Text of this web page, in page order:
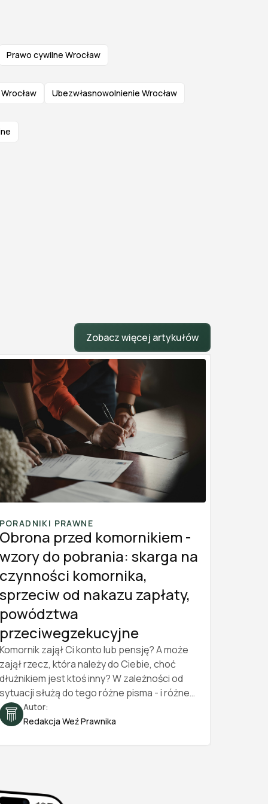
Prawo cywilne Wrocław
Ubezwłasnowolnienie Wrocław
Zobacz więcej artykułów
PORADNIKI PRAWNE
Obrona przed komornikiem -
wzory do pobrania: skarga na
czynności komornika,
sprzeciw od nakazu zapłaty,
powództwa
przeciwegzekucyjne
Komornik zajął Ci konto lub pensję? A może
zajął rzecz, która należy do Ciebie, choć
dłużnikiem jest ktoś inny? W zależności od
sytuacji służą do tego różne pisma - i różne
terminy. W tym poradniku znajdziesz cztery
darmowe wzory do pobrania (skarga na
pismo wybrać, gdzie je złożyć i ile to
Autor:
Redakcja Weź Prawnika